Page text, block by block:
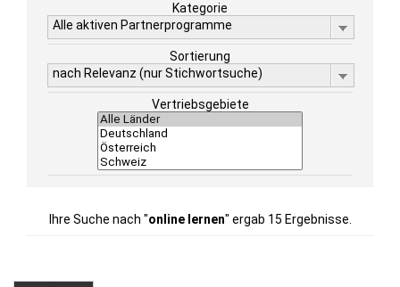
Kategorie
Alle aktiven Partnerprogramme
Sortierung
nach Relevanz (nur Stichwortsuche)
Vertriebsgebiete
Ihre Suche nach "online lernen" ergab 15 Ergebnisse.